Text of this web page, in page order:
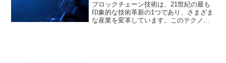
ブロックチェーン技術は、21世紀の最も
印象的な技術革新の1つであり、さまざま
な産業を変革しています。このテクノロ